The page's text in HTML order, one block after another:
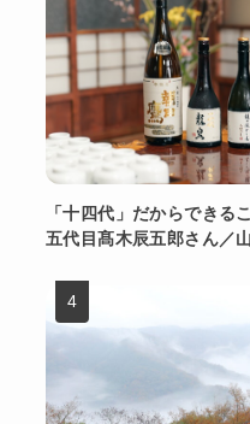
「十四代」だからできる
五代目髙木辰五郎さん／